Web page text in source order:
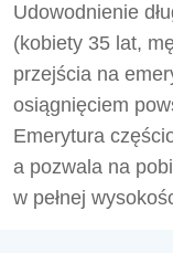
Udowodnienie
(kobiety 35 lat,
przejścia na
osiągnięciem
Emerytura
a pozwala na
w pełnej